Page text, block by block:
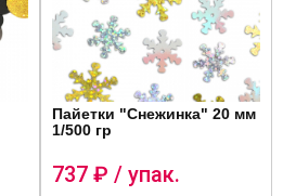
Пайетки "Снежинка" 20 мм
1/500 гр
737 ₽ / упак.